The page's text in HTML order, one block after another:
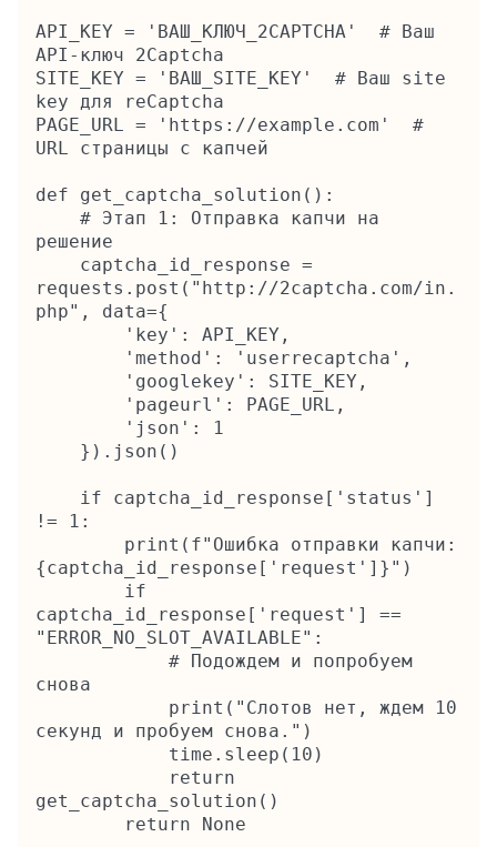
API_KEY = 'ВАШ_КЛЮЧ_2CAPTCHA'  # Ваш
API-ключ 2Captcha
SITE_KEY = 'ВАШ_SITE_KEY'  # Ваш site
key для reCaptcha
PAGE_URL = 'https://example.com'  #
URL страницы с капчей
def get_captcha_solution():
решение
requests.post("http://2captcha.com/in.
php", data={
!= 1:
{captcha_id_response['request']}")
captcha_id_response['request'] ==
"ERROR_NO_SLOT_AVAILABLE":
снова
секунд и пробуем снова.")
get_captcha_solution()